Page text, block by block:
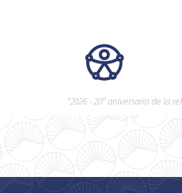
“2026 - 20º aniversario de la